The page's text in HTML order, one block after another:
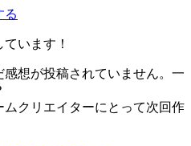
る
います！
感想が投稿されていません。一
クリエイターにとって次回作